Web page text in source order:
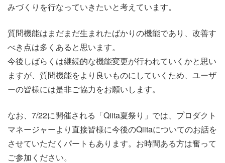
みづくりを行なっていきたいと考えています。
質問機能はまだまだ生まれたばかりの機能であり、改善す
べき点は多くあると思います。
今後しばらくは継続的な機能変更が行われていくかと思い
ますが、質問機能をより良いものにしていくため、ユーザ
ーの皆様には是非ご協力をお願いします。
なお、7/22に開催される「Qiita夏祭り」では、プロダクト
マネージャーより直接皆様に今後のQiitaについてのお話を
させていただくパートもあります。お時間ある方は奮って
ご参加ください。